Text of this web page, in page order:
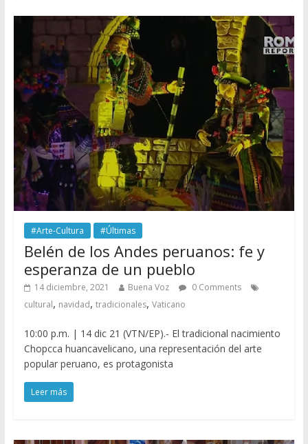
#Arte-Cultura #Últimas
Belén de los Andes peruanos: fe y
esperanza de un pueblo
14 diciembre, 2021 Buena Voz
0 Comments
cultural, navidad, tradicionales, Vaticano
10:00 p.m. | 14 dic 21 (VTN/EP).- El tradicional nacimiento
Chopcca huancavelicano, una representación del arte
popular peruano, es protagonista
Leer más